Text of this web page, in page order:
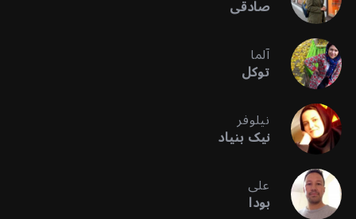
صادقی
آلما
توکل
نیلوفر
نیک بنیاد
علی
بودا